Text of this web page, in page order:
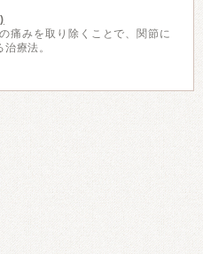
痛みを取り除くことで、関節に
療法。